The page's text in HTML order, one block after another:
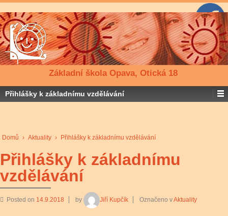
Základní škola Opava, Otická 18
Přihlášky k základnímu vzdělávání
Domů › Aktuality › Přihlášky k základnímu vzdělávání
Přihlášky k základnímu
vzdělávání
Posted on 14.9.2018 by Jiří Kupčík Označeno vAktuality